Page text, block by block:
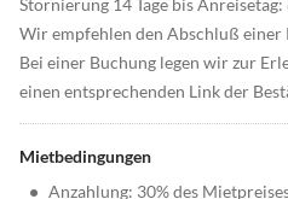
Stornierung 14 Tage bis Anreisetag:
Wir empfehlen den Abschluß
Bei einer Buchung legen wir zur
einen entsprechenden Link der
Mietbedingungen
• Anzahlung: 30% des